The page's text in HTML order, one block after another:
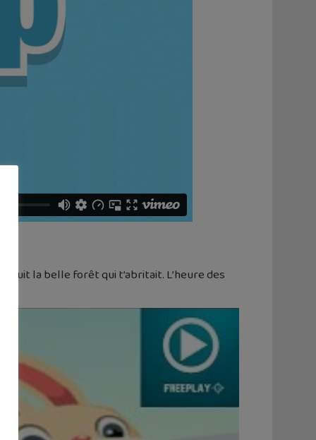
la belle forêt qui t’abritait. L’heure des